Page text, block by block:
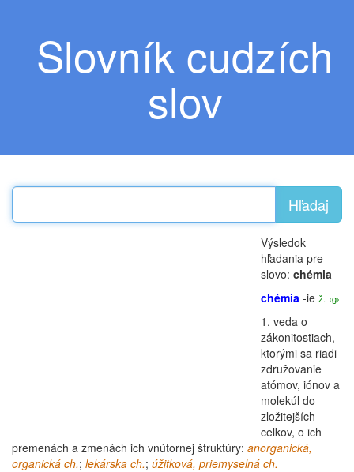
Slovník cudzích
slov
Hľadaj
Výsledok
hľadania pre
slovo: chémia
chémia -ie ž. ‹g›
1. veda o
zákonitostiach,
ktorými sa riadi
združovanie
atómov, iónov a
molekúl do
zložitejších
celkov, o ich
premenách a zmenách ich vnútornej štruktúry: anorganická,
organická ch.; lekárska ch.; úžitková, priemyselná ch.